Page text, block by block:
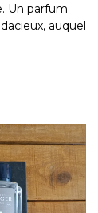
Un parfum
auquel